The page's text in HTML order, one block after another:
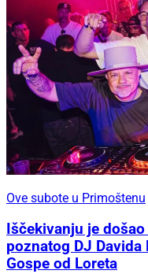
Ove subote u Primoštenu
Iščekivanju je
poznatog DJ
Gospe od Loreta